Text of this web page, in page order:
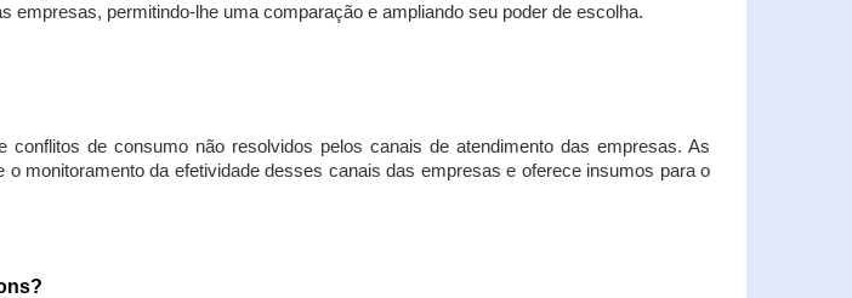
permitindo-lhe uma comparação e ampliando seu poder de escolha.
de consumo não resolvidos pelos canais de atendimento das empresas. As
monitoramento da efetividade desses canais das empresas e oferece insumos para o